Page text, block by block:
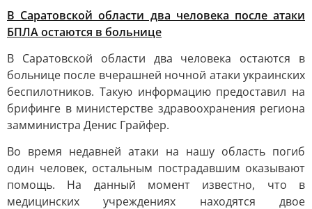
В Саратовской области два человека после атаки
БПЛА остаются в больнице
В Саратовской области два человека остаются в
больнице после вчерашней ночной атаки украинских
беспилотников. Такую информацию предоставил на
брифинге в министерстве здравоохранения региона
замминистра Денис Грайфер.
Во время недавней атаки на нашу область погиб
один человек, остальным пострадавшим оказывают
помощь. На данный момент известно, что в
медицинских учреждениях находятся двое